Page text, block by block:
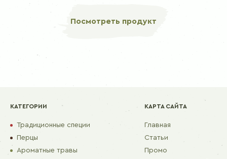
Посмотреть продукт
КАРТА САЙТА
Главная
Статьи
Промо
КАТЕГОРИИ
Традиционные специи
Перцы
Ароматные травы